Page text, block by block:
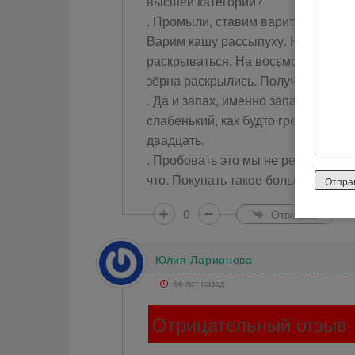
. Промыли, ставим варить. В
Варим кашу рассыпуху. Но уже на
раскрываться. На восьмой минуте
зёрна раскрылись. Получилась не
. Да и запах, именно запах, а не
слабенький, как будто гречку
двадцать.
. Пробовать это мы не решились,
что. Покупать такое больше не
0
Ответить
Юлия Ларионова
56 лет назад
Отрицательный отзыв